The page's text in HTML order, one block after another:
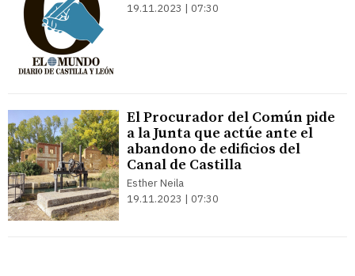
19.11.2023 | 07:30
El Procurador del Común pide
a la Junta que actúe ante el
abandono de edificios del
Canal de Castilla
Esther Neila
19.11.2023 | 07:30